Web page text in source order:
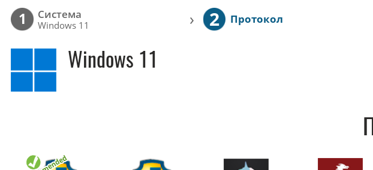
1 Cистема
Windows 11 › 2 Протокол
Windows 11